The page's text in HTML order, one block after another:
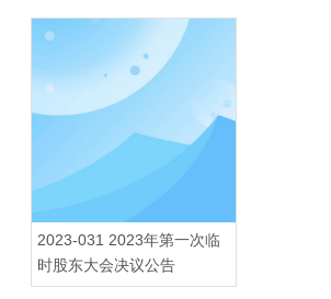
2023-031 2023年第一次临
时股东大会决议公告